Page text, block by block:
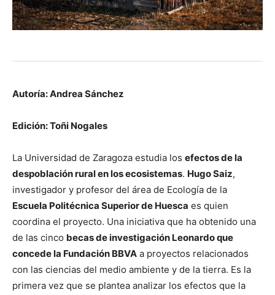
Autoría: Andrea Sánchez
Edición: Toñi Nogales
La Universidad de Zaragoza estudia los efectos de la
despoblación rural en los ecosistemas. Hugo Saiz,
investigador y profesor del área de Ecología de la
Escuela Politécnica Superior de Huesca es quien
coordina el proyecto. Una iniciativa que ha obtenido una
de las cinco becas de investigación Leonardo que
concede la Fundación BBVA a proyectos relacionados
con las ciencias del medio ambiente y de la tierra. Es la
primera vez que se plantea analizar los efectos que la